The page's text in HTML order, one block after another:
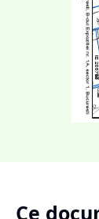
Ce